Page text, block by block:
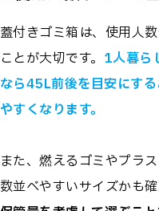
蓋付きゴミ箱は、使用人
ことが大切です。 1人暮ら
なら45L前後を目安にす
やすくなります。
また、燃えるゴミやプラ
数並べやすいサイズかも確